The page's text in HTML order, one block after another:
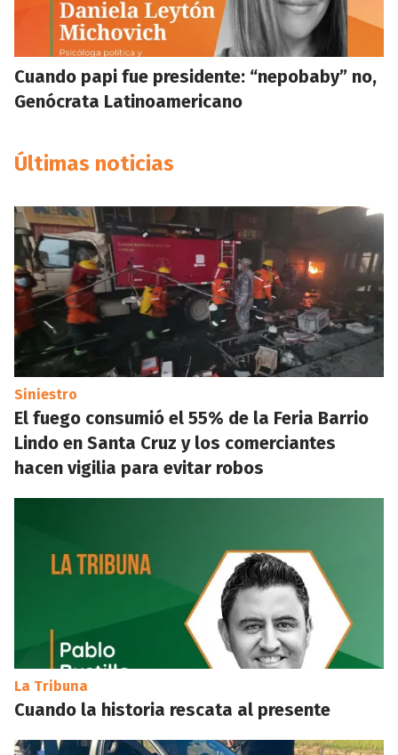
Cuando papi fue presidente: “nepobaby” no,
Genócrata Latinoamericano
Últimas noticias
Siniestro
El fuego consumió el 55% de la Feria Barrio
Lindo en Santa Cruz y los comerciantes
hacen vigilia para evitar robos
La Tribuna
Cuando la historia rescata al presente